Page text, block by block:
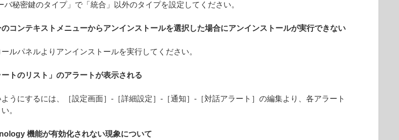
秘密鍵のタイプ」で「統合」以外のタイプを設定してください。
コンテキストメニューからアンインストールを選択した場合にアンインストールが実行できない
ルパネルよりアンインストールを実行してください。
トのリスト」のアラートが表示される
うにするには、［設定画面］-［詳細設定］-［通知］-［対話アラート］の編集より、各アラート
。
機能が有効化されない現象について